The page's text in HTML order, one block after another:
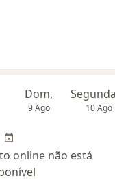
Dom,
9 Ago 10 Ago
online não está